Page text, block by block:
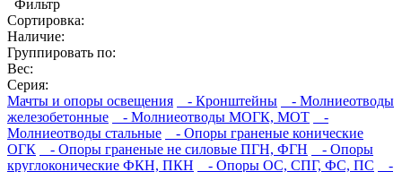
Фильтр
Сортировка:
Наличие:
Группировать по:
Вес:
Серия:
Мачты и опоры освещения
- Кронштейны
- Молниеотводы
железобетонные
- Молниеотводы МОГК, МОТ
-
Молниеотводы стальные
- Опоры граненые конические
ОГК
- Опоры граненые не силовые ПГН, ФГН
- Опоры
круглоконические ФКН, ПКН
- Опоры ОС, СПГ, ФС, ПС
-